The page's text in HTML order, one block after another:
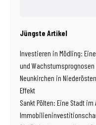
Jüngste Artikel
Investieren in Mödling:
und Wachstumsprognosen
Neunkirchen in
Effekt
Sankt Pölten: Eine Stadt